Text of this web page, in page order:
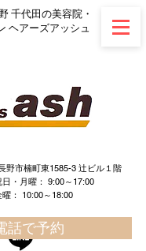
千代田の美容院・
ヘアーズアッシュ
53-3288
野市楠町東1585-3 辻ビル１階
・月曜： 9:00～17:00
10:00～18:00
話で予約